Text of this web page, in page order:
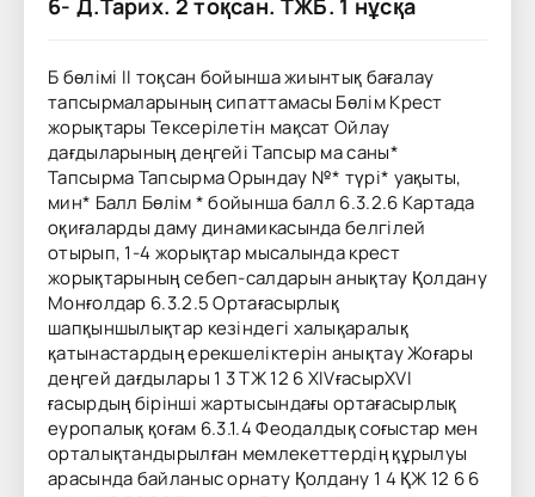
Б бөлімі II тоқсан бойынша жиынтық бағалау
тапсырмаларының сипаттамасы Бөлім Крест
жорықтары Тексерілетін мақсат Ойлау
дағдыларының деңгейі Тапсыр ма саны*
Тапсырма Тапсырма Орындау №* түрі* уақыты,
мин* Балл Бөлім * бойынша балл 6.3.2.6 Картада
оқиғаларды даму динамикасында белгілей
отырып, 1-4 жорықтар мысалында крест
жорықтарының себеп-салдарын анықтау Қолдану
Монғолдар 6.3.2.5 Ортағасырлық
шапқыншылықтар кезіндегі халықаралық
қатынастардың ерекшеліктерін анықтау Жоғары
деңгей дағдылары 1 3 ТЖ 12 6 XIVғасырXVI
ғасырдың бірінші жартысындағы ортағасырлық
еуропалық қоғам 6.3.1.4 Феодалдық соғыстар мен
орталықтандырылған мемлекеттердің құрылуы
арасында байланыс орнату Қолдану 1 4 ҚЖ 12 6 6